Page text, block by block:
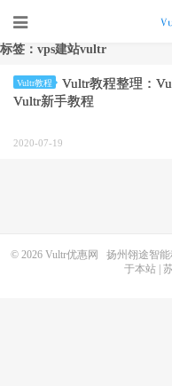
标签：vps建站vultr
Vultr教程
Vultr教程整理：
Vultr新手教程
2020-07-19
© 2026 Vultr优惠网 扬州翎途智能
于本站|